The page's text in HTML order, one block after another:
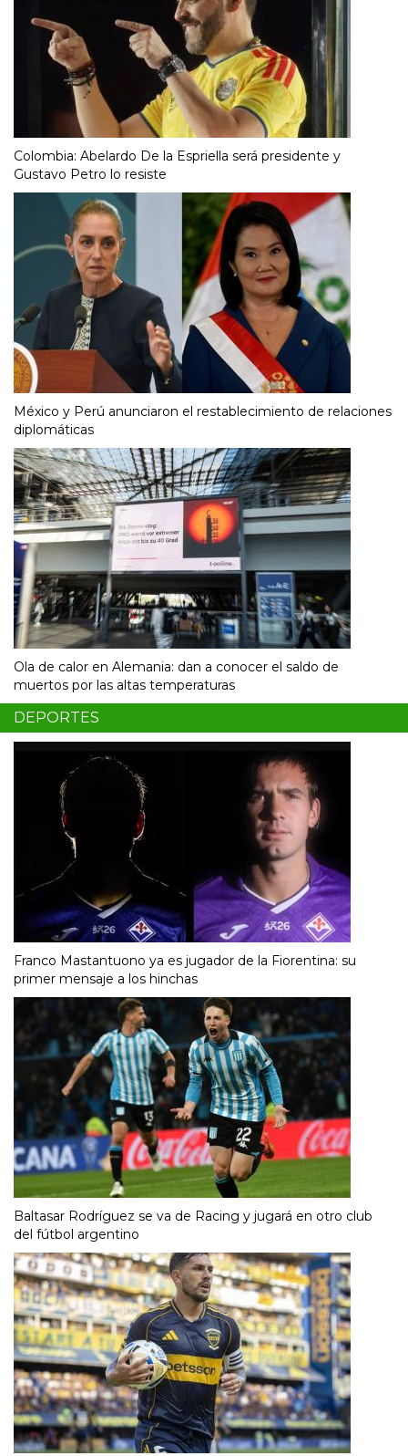
Colombia: Abelardo De la Espriella será presidente y
Gustavo Petro lo resiste
México y Perú anunciaron el restablecimiento de relaciones
diplomáticas
Ola de calor en Alemania: dan a conocer el saldo de
muertos por las altas temperaturas
DEPORTES
Franco Mastantuono ya es jugador de la Fiorentina: su
primer mensaje a los hinchas
Baltasar Rodríguez se va de Racing y jugará en otro club
del fútbol argentino